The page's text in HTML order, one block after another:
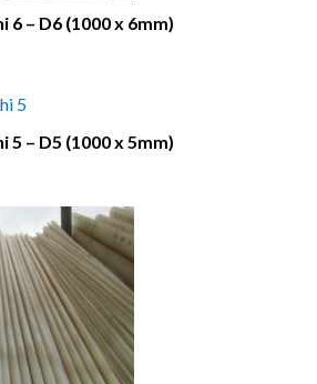
6 – D6 (1000 x 6mm)
5 – D5 (1000 x 5mm)